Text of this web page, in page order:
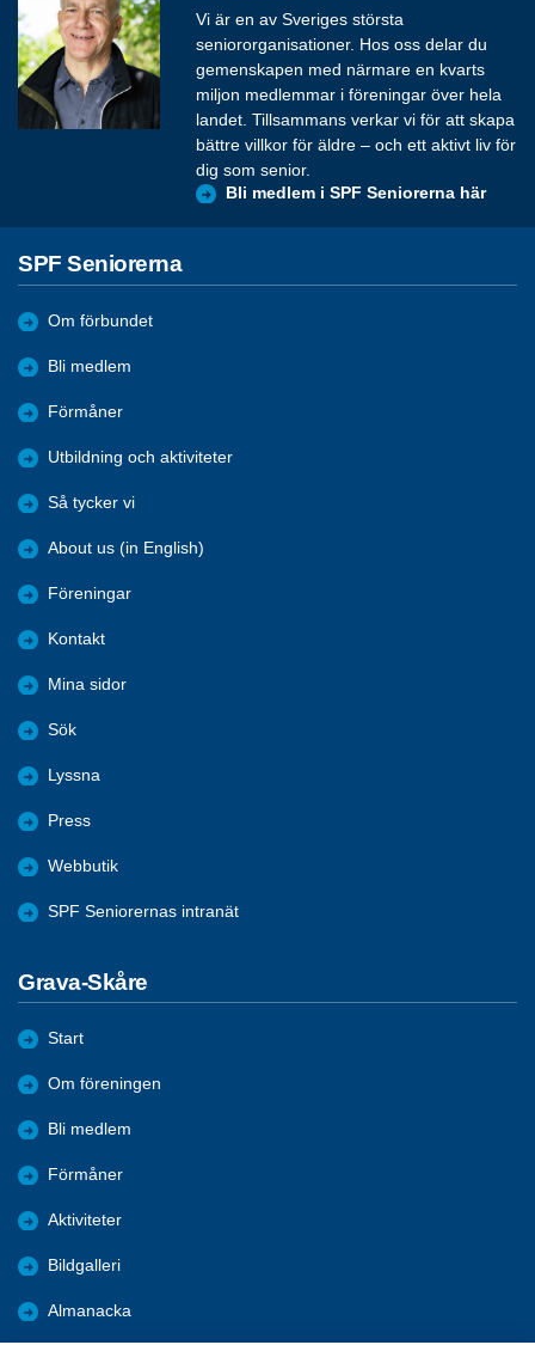
Vi är en av Sveriges största
seniororganisationer. Hos oss delar du
gemenskapen med närmare en kvarts
miljon medlemmar i föreningar över hela
landet. Tillsammans verkar vi för att skapa
bättre villkor för äldre – och ett aktivt liv för
dig som senior.
Bli medlem i SPF Seniorerna här
SPF Seniorerna
Om förbundet
Bli medlem
Förmåner
Utbildning och aktiviteter
Så tycker vi
About us (in English)
Föreningar
Kontakt
Mina sidor
Sök
Lyssna
Press
Webbutik
SPF Seniorernas intranät
Grava-Skåre
Start
Om föreningen
Bli medlem
Förmåner
Aktiviteter
Bildgalleri
Almanacka